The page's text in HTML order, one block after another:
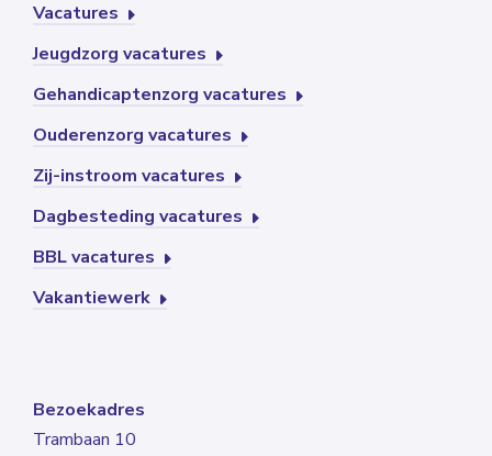
Vacatures
Jeugdzorg vacatures
Gehandicaptenzorg vacatures
Ouderenzorg vacatures
Zij-instroom vacatures
Dagbesteding vacatures
BBL vacatures
Vakantiewerk
Bezoekadres
Trambaan 10